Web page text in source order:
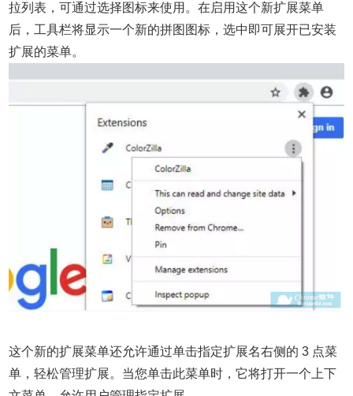
拉列表，可通过选择图标来使用。在启用这个新扩展菜单
后，工具栏将显示一个新的拼图图标，选中即可展开已安装
扩展的菜单。
这个新的扩展菜单还允许通过单击指定扩展名右侧的 3 点菜
单，轻松管理扩展。当您单击此菜单时，它将打开一个上下